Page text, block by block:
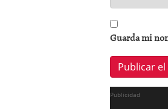
Guarda mi
Publicidad